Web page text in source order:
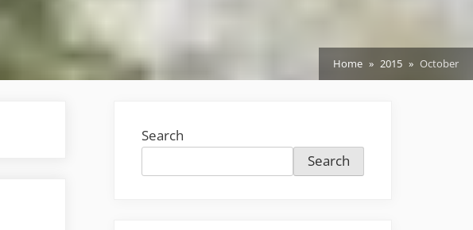
Home 2015 October
Search
Search